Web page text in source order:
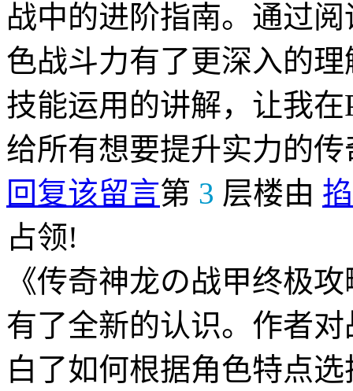
战中的进阶指南。通过
色战斗力有了更深入的
技能运用的讲解，让我
给所有想要提升实力的
回复该留言第 3 层楼由
占领!
《传奇神龙の战甲终极
有了全新的认识。作者
白了如何根据角色特点